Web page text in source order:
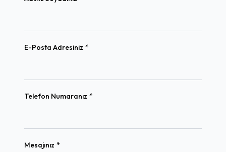
E-Posta Adresiniz *
Telefon Numaranız *
Mesajınız *